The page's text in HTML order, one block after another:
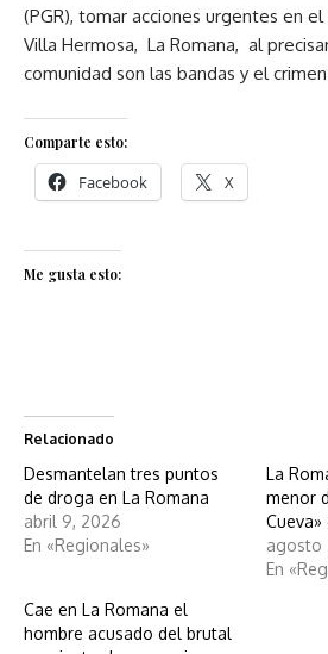
(PGR), tomar acciones urgentes en
Villa Hermosa, La Romana, al
comunidad son las bandas y el
Comparte esto:
Facebook X
Me gusta esto:
Relacionado
Desmantelan tres puntos
de droga en La Romana
abril 9, 2026
En «Regionales»
La
menor
agosto
En
Cae en La Romana el
hombre acusado del brutal